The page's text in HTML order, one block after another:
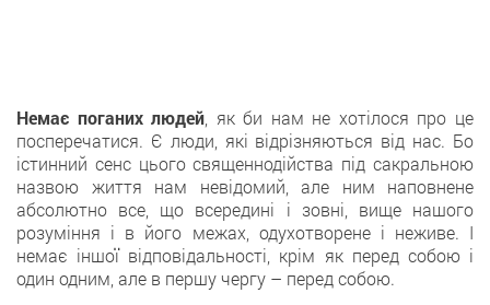
Немає поганих людей , як би нам не хотілося про це
посперечатися. Є люди, які відрізняються від нас. Бо
істинний сенс цього священнодійства під сакральною
назвою життя нам невідомий, але ним наповнене
абсолютно все, що всередині і зовні, вище нашого
розуміння і в його межах, одухотворене і неживе. І
немає іншої відповідальності, крім як перед собою і
один одним, але в першу чергу – перед собою.